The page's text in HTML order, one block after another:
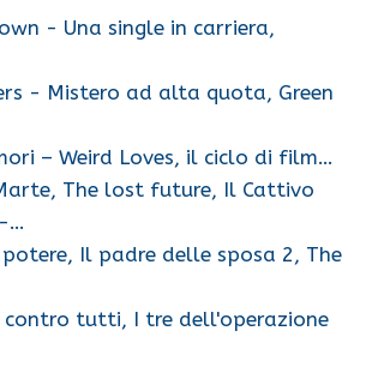
- Una single in carriera,
- Mistero ad alta quota, Green
– Weird Loves, il ciclo di film…
The lost future, Il Cattivo
…
potere, Il padre delle sposa 2, The
contro tutti, I tre dell'operazione